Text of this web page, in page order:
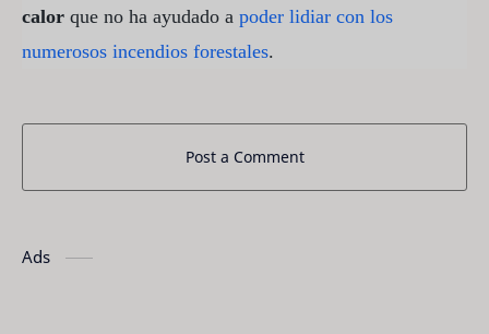
calor que no ha ayudado a poder lidiar con los
numerosos incendios forestales.
Post a Comment
Ads